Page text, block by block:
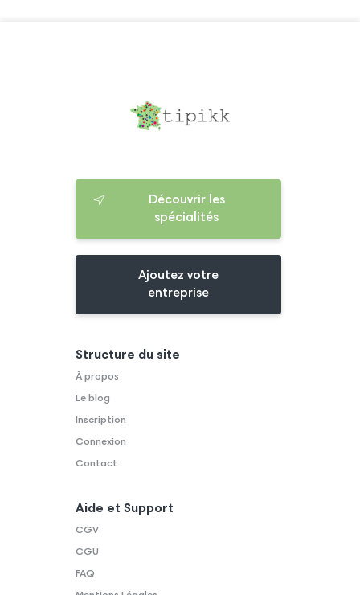
Découvrir les
spécialités
Ajoutez votre
entreprise
Structure du site
À propos
Le blog
Inscription
Connexion
Contact
Aide et Support
CGV
CGU
FAQ